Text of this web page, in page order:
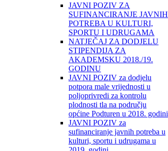
JAVNI POZIV ZA
SUFINANCIRANJE JAVNIH
POTREBA U KULTURI,
SPORTU I UDRUGAMA
NATJEČAJ ZA DODJELU
STIPENDIJA ZA
AKADEMSKU 2018./19.
GODINU
JAVNI POZIV za dodjelu
potpora male vrijednosti u
poljoprivredi za kontrolu
plodnosti tla na području
općine Podturen u 2018. godini
JAVNI POZIV za
sufinanciranje javnih potreba u
kulturi, sportu i udrugama u